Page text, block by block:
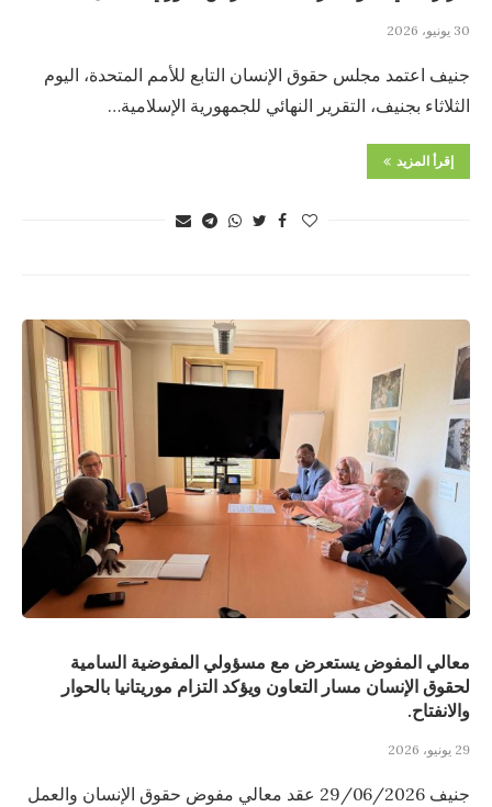
30 يونيو، 2026
جنيف اعتمد مجلس حقوق الإنسان التابع للأمم المتحدة، اليوم
الثلاثاء بجنيف، التقرير النهائي للجمهورية الإسلامية…
إقرأ المزيد
معالي المفوض يستعرض مع مسؤولي المفوضية السامية
لحقوق الإنسان مسار التعاون ويؤكد التزام موريتانيا بالحوار
والانفتاح.
29 يونيو، 2026
جنيف 29/06/2026 عقد معالي مفوض حقوق الإنسان والعمل